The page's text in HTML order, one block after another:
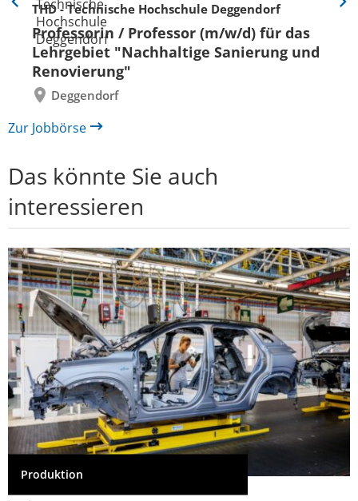
THD - Technische Hochschule Deggendorf
Professorin / Professor (m/w/d) für das
Lehrgebiet "Nachhaltige Sanierung und
Renovierung"
Deggendorf
Eine
Folie
zurück
Eine
Zur Jobbörse
Das könnte Sie auch
interessieren
Produktion